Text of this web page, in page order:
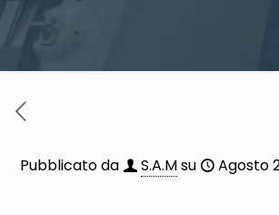
Pubblicato da S.A.Msu Agosto